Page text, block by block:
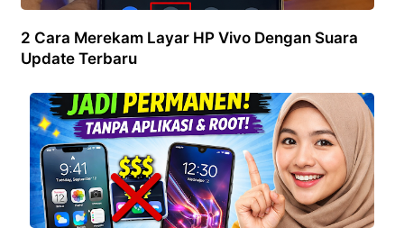
2 Cara Merekam Layar HP Vivo Dengan Suara
Update Terbaru